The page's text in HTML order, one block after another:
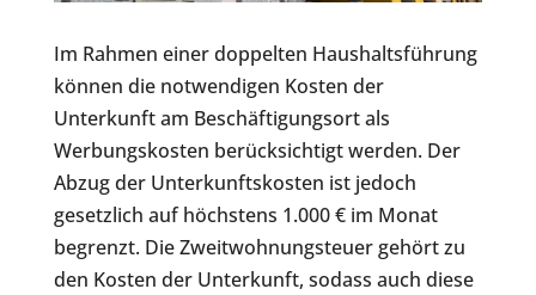
Im Rahmen einer doppelten Haushaltsführung
können die notwendigen Kosten der
Unterkunft am Beschäftigungsort als
Werbungskosten berücksichtigt werden. Der
Abzug der Unterkunftskosten ist jedoch
gesetzlich auf höchstens 1.000 € im Monat
begrenzt. Die Zweitwohnungsteuer gehört zu
den Kosten der Unterkunft, sodass auch diese